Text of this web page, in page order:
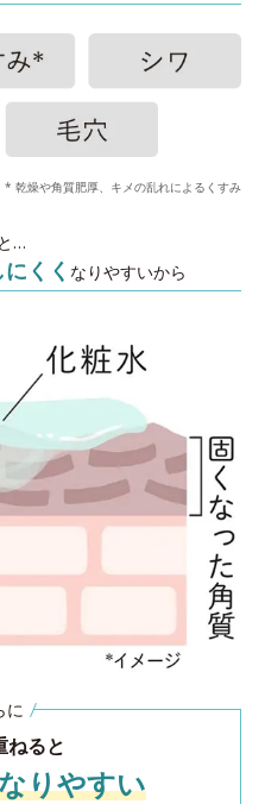
* 乾燥や角質肥厚、キメの乱れによるくすみ
…
くく なりやすいから
に
ねると
りやすい